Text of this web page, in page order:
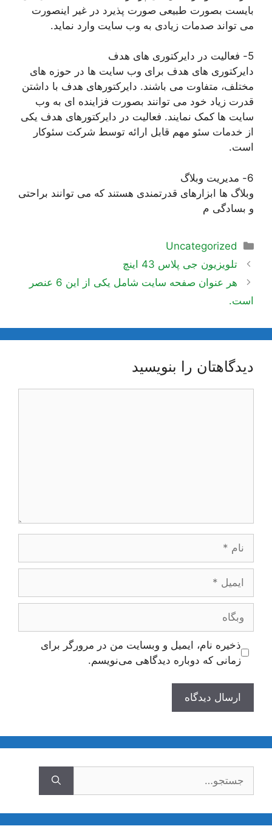
بایست بصورت طبیعی صورت پذیرد در غیر اینصورت
می تواند صدمات زیادی به وب سایت وارد نماید.
5- فعالیت در دایرکتوری های هدف
دایرکتوری های هدف برای وب سایت ها در حوزه های
مختلف، متفاوت می باشند. دایرکتورهای هدف با داشتن
قدرت زیاد خود می توانند بصورت فزاینده ای به وب
سایت ها کمک نمایند. فعالیت در دایرکتورهای هدف یکی
از خدمات سئو مهم قابل ارائه توسط شرکت سئوکار
است.
6- مدیریت وبلاگ
وبلاگ ها ابزارهای قدرتمندی هستند که می توانند براحتی
و بسادگی م
دسته‌ها
Uncategorized
ناوبری
نوشته‌ها
تلویزیون جی پلاس 43 اینچ
هر عنوان صفحه سایت شامل یکی از این 6 عنصر
است.
دیدگاهتان را بنویسید
وبگاه
ذخیره نام، ایمیل و وبسایت من در مرورگر برای
زمانی که دوباره دیدگاهی می‌نویسم.